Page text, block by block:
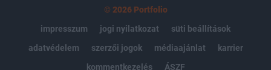
© 2026 Portfolio
impresszum
jogi nyilatkozat
süti beállítások
adatvédelem
szerzői jogok médiaajánlat
karrier
kommentkezelés
ÁSZF